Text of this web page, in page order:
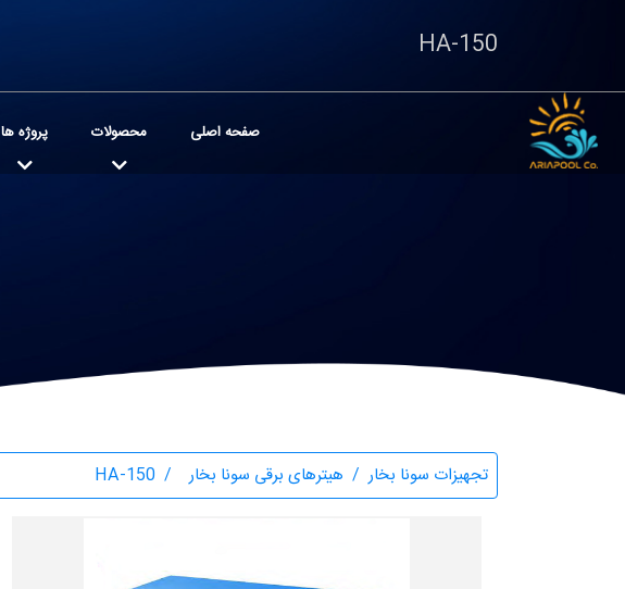
HA-150
صفحه اصلی محصولات پروژه ها
تجهیزات سونا بخار هیترهای برقی سونا بخار HA-150